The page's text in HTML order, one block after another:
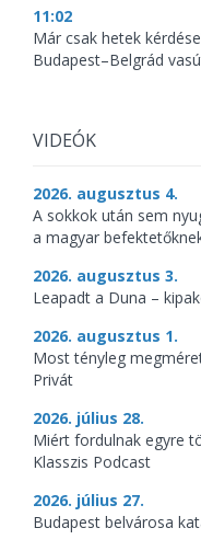
11:02
Már csak hetek
Budapest–Belgrád
VIDEÓK
2026. augusztus 4.
A sokkok után sem
a magyar
2026. augusztus 3.
Leapadt a Duna –
2026. augusztus 1.
Most tényleg
Privát
2026. július 28.
Miért fordulnak egyre
Klasszis Podcast
2026. július 27.
Budapest belvárosa